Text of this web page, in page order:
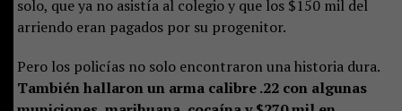
solo, que ya no asistía al colegio y que los $150 mil del
arriendo eran pagados por su progenitor.
Pero los policías no solo encontraron una historia dura.
También hallaron un arma calibre .22 con algunas